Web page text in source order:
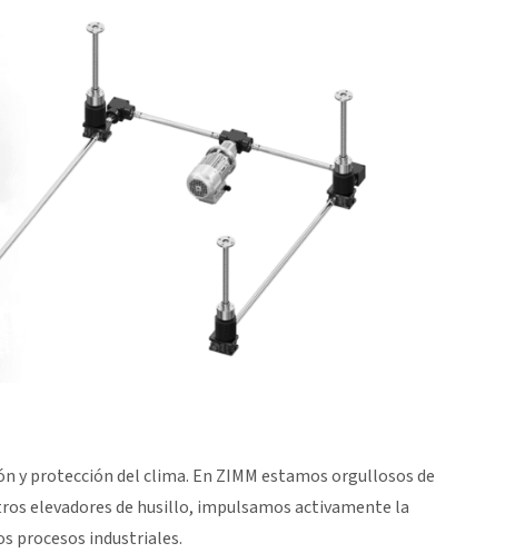
y protección del clima. En ZIMM estamos orgullosos de
elevadores de husillo, impulsamos activamente la
procesos industriales.